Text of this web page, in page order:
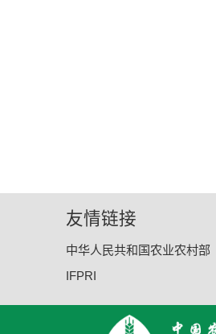
友情链接
中华人民共和国农业农村部
IFPRI